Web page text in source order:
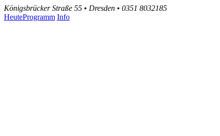
Königsbrücker Straße 55 • Dresden • 0351 8032185
HeuteProgramm Info